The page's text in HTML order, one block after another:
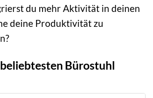
du mehr Aktivität in deinen
deine Produktivität zu
Bürostuhl